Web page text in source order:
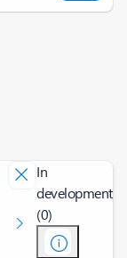
In
development
(0)